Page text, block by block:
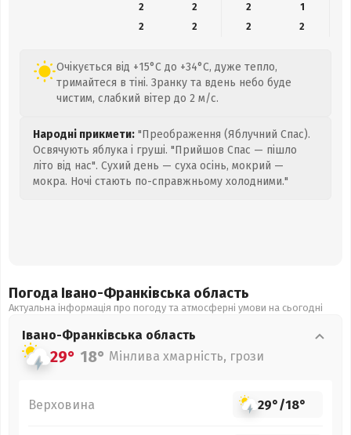
2
2 2
1
2
2 2 2
Очікується від +15°C до +34°C, дуже тепло,
тримайтеся в тіні. Зранку та вдень небо буде
чистим, слабкий вітер до 2 м/с.
Народні прикмети: "Преображення (Яблучний Спас).
Освячують яблука і груші. "Прийшов Спас — пішло
літо від нас". Сухий день — суха осінь, мокрий —
мокра. Ночі стають по-справжньому холодними."
Погода Івано-Франківська область
Актуальна інформація про погоду та атмосферні умови на сьогодні
Івано-Франківська область
29° 18° Мінлива хмарність, грози
Верховина 29°/18°